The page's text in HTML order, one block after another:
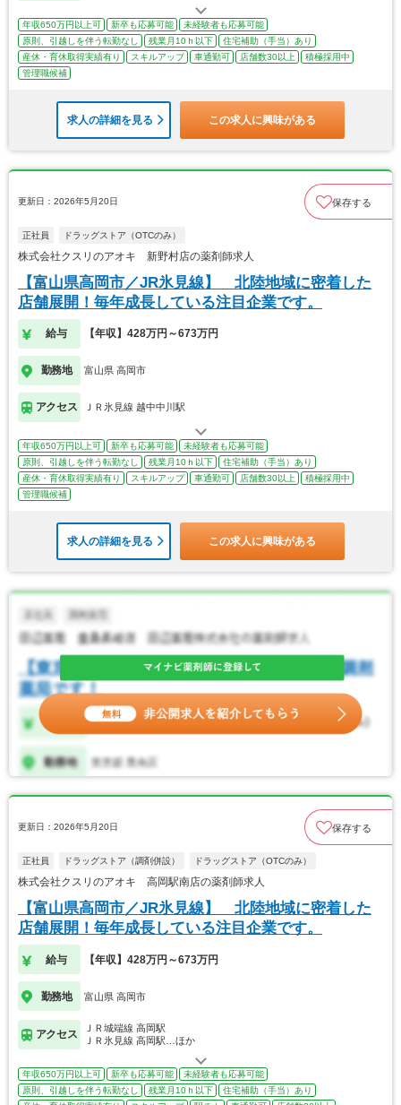
年収650万円以上可 新卒も応募可能
未経験者も応募可能
原則、引越しを伴う転勤なし
残業月10ｈ以下
住宅補助（手当）あり
産休・育休取得実績有り
スキルアップ 車通勤可 店舗数30以上
積極採用中
管理職候補
求人の詳細を見る この求人に興味がある
更新日：2026年5月20日 保存する
正社員 ドラッグストア（OTCのみ）
株式会社クスリのアオキ 新野村店の薬剤師求人
【富山県高岡市／JR氷見線】 北陸地域に密着した
店舗展開！毎年成長している注目企業です。
給与 【年収】428万円～673万円
勤務地 富山県 高岡市
アクセス ＪＲ氷見線 越中中川駅
年収650万円以上可 新卒も応募可能
未経験者も応募可能
原則、引越しを伴う転勤なし
残業月10ｈ以下
住宅補助（手当）あり
産休・育休取得実績有り
スキルアップ 車通勤可 店舗数30以上
積極採用中
管理職候補
求人の詳細を見る この求人に興味がある
更新日：2026年5月20日 保存する
正社員 ドラッグストア（調剤併設） ドラッグストア（OTCのみ）
株式会社クスリのアオキ 高岡駅南店の薬剤師求人
【富山県高岡市／JR氷見線】 北陸地域に密着した
店舗展開！毎年成長している注目企業です。
給与 【年収】428万円～673万円
勤務地 富山県 高岡市
アクセス
ＪＲ城端線 高岡駅
ＪＲ氷見線 高岡駅…ほか
年収650万円以上可 新卒も応募可能
未経験者も応募可能
原則、引越しを伴う転勤なし
残業月10ｈ以下
住宅補助（手当）あり